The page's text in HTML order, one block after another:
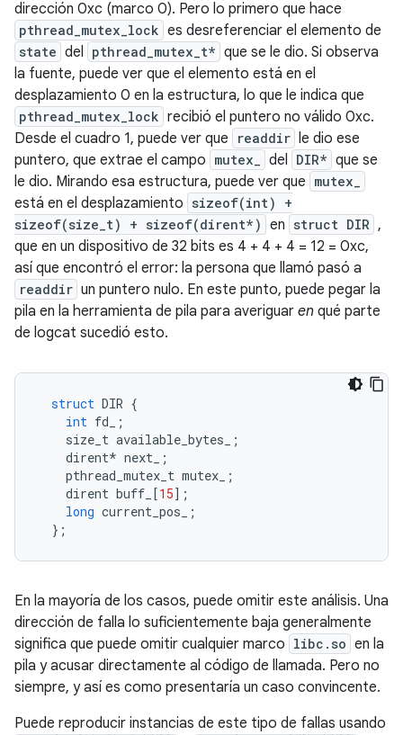
dirección 0xc (marco 0). Pero lo primero que hace
pthread_mutex_lock es desreferenciar el elemento de
state del pthread_mutex_t* que se le dio. Si observa
la fuente, puede ver que el elemento está en el
desplazamiento 0 en la estructura, lo que le indica que
pthread_mutex_lock recibió el puntero no válido 0xc.
Desde el cuadro 1, puede ver que
readdir le dio ese
puntero, que extrae el campo mutex_ del DIR* que se
le dio. Mirando esa estructura, puede ver que mutex_
está en el desplazamiento sizeof(int) +
sizeof(size_t) + sizeof(dirent*) en struct DIR ,
que en un dispositivo de 32 bits es 4 + 4 + 4 = 12 = 0xc,
así que encontró el error: la persona que llamó pasó a
readdir un puntero nulo. En este punto, puede pegar la
pila en la herramienta de pila para averiguar en qué parte
de logcat sucedió esto.
struct DIR {
int fd_
;
size_t available_bytes_
;
dirent* next_
;
pthread_mutex_t mutex_
;
dirent buff_ [15];
long current_pos_
;
};
En la mayoría de los casos, puede omitir este análisis. Una
dirección de falla lo suficientemente baja generalmente
significa que puede omitir cualquier marco libc.so en la
pila y acusar directamente al código de llamada. Pero no
siempre, y así es como presentaría un caso convincente.
Puede reproducir instancias de este tipo de fallas usando